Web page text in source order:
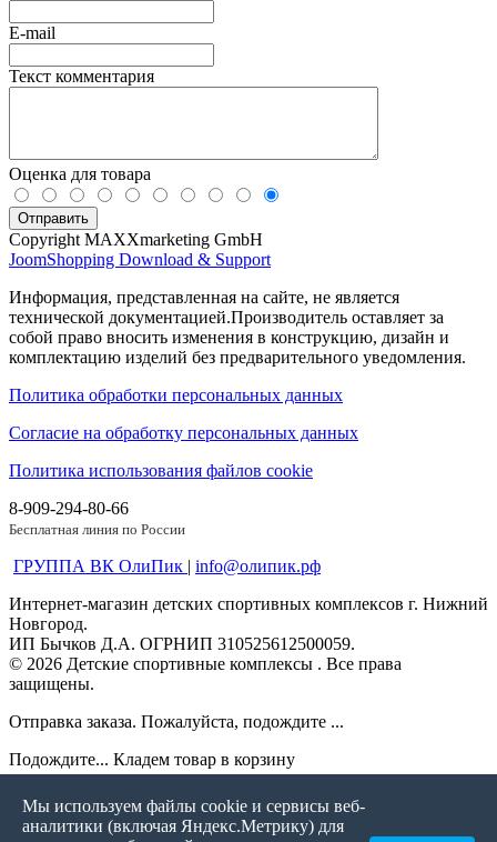
E-mail
Текст комментария
Оценка для товара
Copyright MAXXmarketing GmbH
JoomShopping Download & Support
Информация, представленная на сайте, не является
технической документацией.Производитель оставляет за
собой право вносить изменения в конструкцию, дизайн и
комплектацию изделий без предварительного уведомления.
Политика обработки персональных данных
Согласие на обработку персональных данных
Политика использования файлов cookie
8-909-294-80-66
Бесплатная линия по России
ГРУППА ВК ОлиПик | info@олипик.рф
Интернет-магазин детских спортивных комплексов г. Нижний
Новгород.
ИП Бычков Д.А. ОГРНИП 310525612500059.
© 2026 Детские спортивные комплексы . Все права
защищены.
Мы используем файлы cookie и сервисы веб-
аналитики (включая Яндекс.Метрику) для
Отправка заказа. Пожалуйста, подождите ...
Подождите... Кладем товар в корзину
Спасибо за заказ! Мы свяжемся с Вами в ближайшее время
ПРОСИМ ВЫБРАТЬ ЦВЕТ!